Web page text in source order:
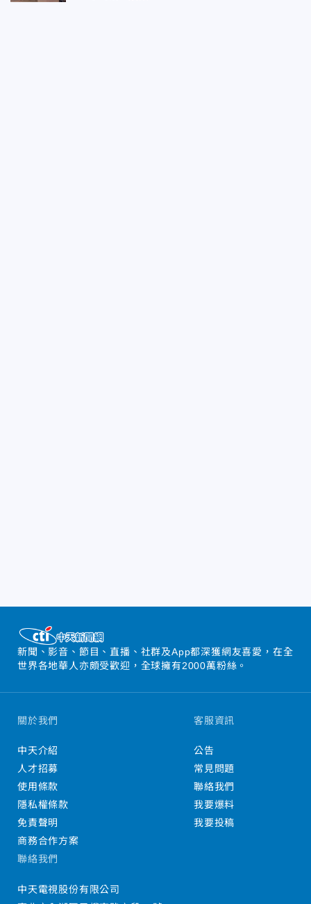
新聞、影音、節目、直播、社群及App都深獲網友喜愛，在全
世界各地華人亦頗受歡迎，全球擁有2000萬粉絲。
關於我們
中天介紹
人才招募
使用條款
隱私權條款
免責聲明
商務合作方案
客服資訊
公告
常見問題
聯絡我們
我要爆料
我要投稿
聯絡我們
中天電視股份有限公司